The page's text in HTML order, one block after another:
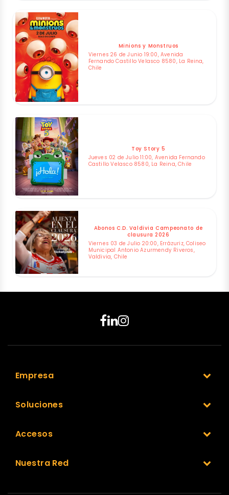
Minions y Monstruos
Viernes 26 de Junio 19:00, Avenida
Fernando Castillo Velasco 8580, La Reina,
Chile
Toy Story 5
Jueves 02 de Julio 11:00, Avenida Fernando
Castillo Velasco 8580, La Reina, Chile
Abonos C.D. Valdivia Campeonato de
clausura 2026
Viernes 03 de Julio 20:00, Errázuriz, Coliseo
Municipal Antonio Azurmendy Riveros,
Valdivia, Chile
Empresa
Soluciones
Accesos
Nuestra Red